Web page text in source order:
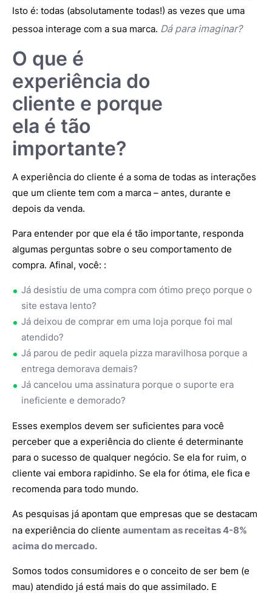
Isto é: todas (absolutamente todas!) as vezes que uma
pessoa interage com a sua marca. Dá para imaginar?
O que é
experiência do
cliente e porque
ela é tão
importante?
A experiência do cliente é a soma de todas as interações
que um cliente tem com a marca – antes, durante e
depois da venda.
Para entender por que ela é tão importante, responda
algumas perguntas sobre o seu comportamento de
compra. Afinal, você: :
Já desistiu de uma compra com ótimo preço porque o
site estava lento?
Já deixou de comprar em uma loja porque foi mal
atendido?
Já parou de pedir aquela pizza maravilhosa porque a
entrega demorava demais?
Já cancelou uma assinatura porque o suporte era
ineficiente e demorado?
Esses exemplos devem ser suficientes para você
perceber que a experiência do cliente é determinante
para o sucesso de qualquer negócio. Se ela for ruim, o
cliente vai embora rapidinho. Se ela for ótima, ele fica e
recomenda para todo mundo.
As pesquisas já apontam que empresas que se destacam
na experiência do cliente aumentam as receitas4-8%
acima do mercado.
Somos todos consumidores e o conceito de ser bem (e
mau) atendido já está mais do que assimilado. E